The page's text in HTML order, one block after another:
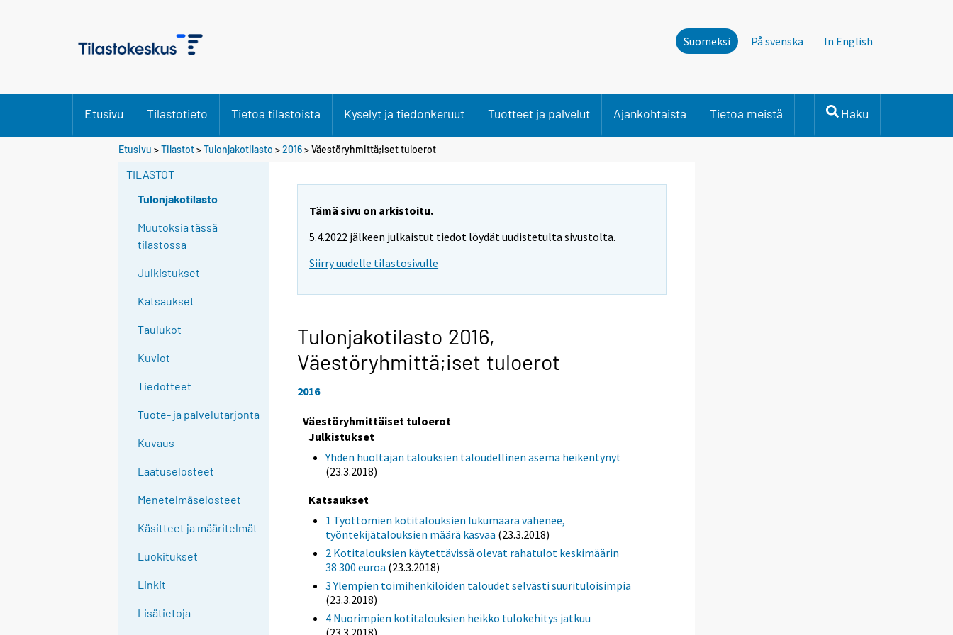
Suomeksi På svenska In English
Etusivu Tilastotieto Tietoa tilastoista Kyselyt ja tiedonkeruut Tuotteet ja palvelut Ajankohtaista Tietoa meistä Haku
Etusivu >Tilastot>Tulonjakotilasto >2016>Väestöryhmittä;iset tuloerot
TILASTOT
Tulonjakotilasto
Muutoksia tässä
tilastossa
Julkistukset
Katsaukset
Taulukot
Kuviot
Tiedotteet
Tuote- ja palvelutarjonta
Kuvaus
Laatuselosteet
Menetelmäselosteet
Käsitteet ja määritelmät
Luokitukset
Linkit
Lisätietoja
Tämä sivu on arkistoitu.
5.4.2022 jälkeen julkaistut tiedot löydät uudistetulta sivustolta.
Siirry uudelle tilastosivulle
Tulonjakotilasto 2016,
Väestöryhmittä;iset tuloerot
2016
Väestöryhmittäiset tuloerot
Julkistukset
Yhden huoltajan talouksien taloudellinen asema heikentynyt
(23.3.2018)
Katsaukset
1 Työttömien kotitalouksien lukumäärä vähenee,
työntekijätalouksien määrä kasvaa (23.3.2018)
2 Kotitalouksien käytettävissä olevat rahatulot keskimäärin
38 300 euroa (23.3.2018)
3 Ylempien toimihenkilöiden taloudet selvästi suurituloisimpia
(23.3.2018)
4 Nuorimpien kotitalouksien heikko tulokehitys jatkuu
(23.3.2018)